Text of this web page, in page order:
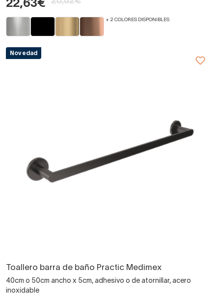
22,63€
+ 2 COLORES DISPONIBLES
Novedad
Toallero barra de baño Practic Medimex
40cm o 50cm ancho x 5cm, adhesivo o de atornillar, acero
inoxidable